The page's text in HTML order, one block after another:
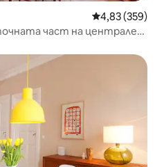
Средна
4,83 (359)
част на централен